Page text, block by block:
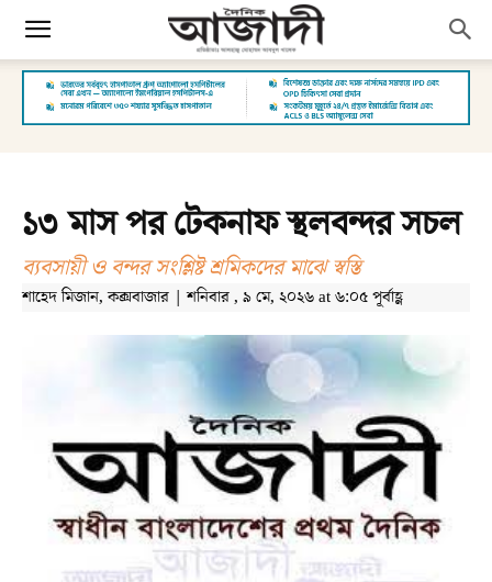
১৩ মাস পর টেকনাফ স্থলবন্দর সচল
ব্যবসায়ী ও বন্দর সংশ্লিষ্ট শ্রমিকদের মাঝে স্বস্তি
শাহেদ মিজান, কক্সবাজার | শনিবার , ৯ মে, ২০২৬ at ৬:০৫ পূর্বাহ্ণ